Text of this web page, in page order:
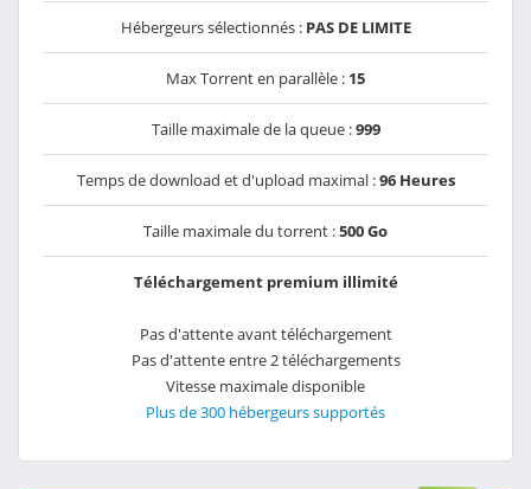
Hébergeurs sélectionnés : PAS DE LIMITE
Max Torrent en parallèle : 15
Taille maximale de la queue :999
Temps de download et d'upload maximal :96 Heures
Taille maximale du torrent :500 Go
Téléchargement premium illimité
Pas d'attente avant téléchargement
Pas d'attente entre 2 téléchargements
Vitesse maximale disponible
Plus de 300 hébergeurs supportés